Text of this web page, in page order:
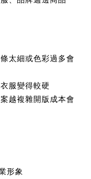
太細或色彩過多會
服變得較硬
越複雜開版成本會
形象